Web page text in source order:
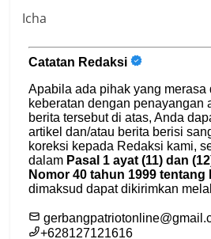
Icha